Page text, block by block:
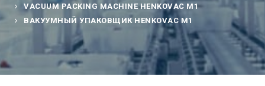
VACUUM PACKING MACHINE HENKOVAC M1
ВАКУУМНЫЙ УПАКОВЩИК HENKOVAC M1